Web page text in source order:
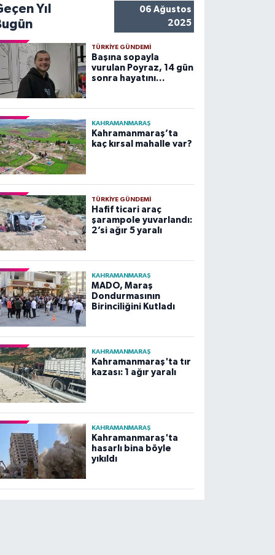
Yıl
06 Ağustos
2025
TÜRKIYE GÜNDEMI
Başına sopayla
vurulan Poyraz, 14 gün
sonra hayatını
KAHRAMANMARAŞ
Kahramanmaraş’ta
kaç kırsal mahalle var?
TÜRKIYE GÜNDEMI
Hafif ticari araç
şarampole yuvarlandı:
2’si ağır 5 yaralı
KAHRAMANMARAŞ
MADO, Maraş
Dondurmasının
Birinciliğini Kutladı
KAHRAMANMARAŞ
Kahramanmaraş'ta tır
kazası: 1 ağır yaralı
KAHRAMANMARAŞ
Kahramanmaraş'ta
hasarlı bina böyle
yıkıldı